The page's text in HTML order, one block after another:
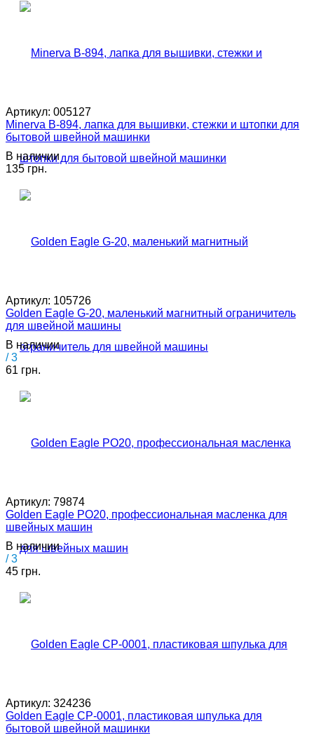
Артикул: 005127
Minerva B-894, лапка для вышивки, стежки и штопки для
бытовой швейной машинки
В наличии
135 грн.
Артикул: 105726
Golden Eagle G-20, маленький магнитный ограничитель
для швейной машины
В наличии
/ 3
61 грн.
Артикул: 79874
Golden Eagle PO20, профессиональная масленка для
швейных машин
В наличии
/ 3
45 грн.
Артикул: 324236
Golden Eagle CP-0001, пластиковая шпулька для
бытовой швейной машинки